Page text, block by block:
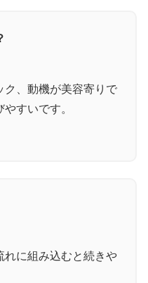
ク、動機が美容寄りで
すいです。
れに組み込むと続きや